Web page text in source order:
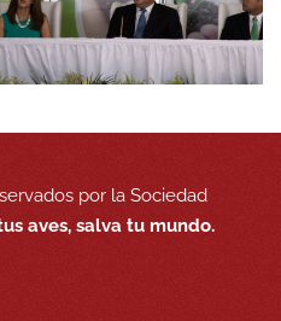
por la Sociedad
aves, salva tu mundo.